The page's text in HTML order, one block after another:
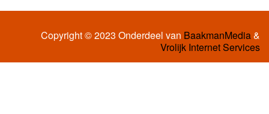
Copyright © 2023 Onderdeel van BaakmanMedia&
Vrolijk Internet Services